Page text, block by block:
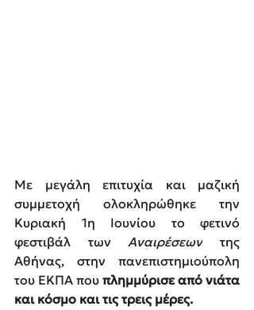
Με μεγάλη επιτυχία και μαζική
συμμετοχή ολοκληρώθηκε την
Κυριακή 1η Ιουνίου το φετινό
φεστιβάλ των Αναιρέσεων της
Αθήνας, στην πανεπιστημιούπολη
του ΕΚΠΑ που πλημμύρισε από νιάτα
και κόσμο και τις τρεις μέρες.